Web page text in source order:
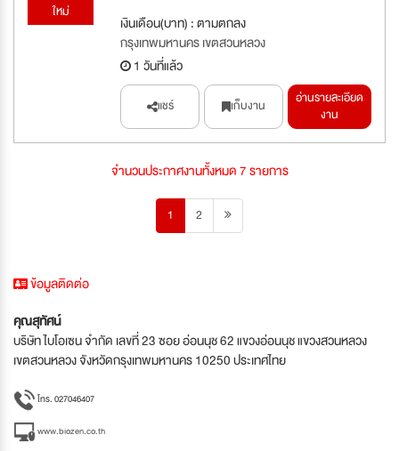
ใหม่
เงินเดือน(บาท) : ตามตกลง
กรุงเทพมหานคร เขตสวนหลวง
1 วันที่แล้ว
แชร์ เก็บงาน
อ่านรายละเอียด
งาน
จำนวนประกาศงานทั้งหมด 7 รายการ
1 2
ข้อมูลติดต่อ
คุณสุทัศน์
บริษัท ไบโอเซน จำกัด เลขที่ 23 ซอย อ่อนนุช 62 แขวงอ่อนนุช แขวงสวนหลวง
เขตสวนหลวง จังหวัดกรุงเทพมหานคร 10250 ประเทศไทย
โทร. 027046407
www.biozen.co.th